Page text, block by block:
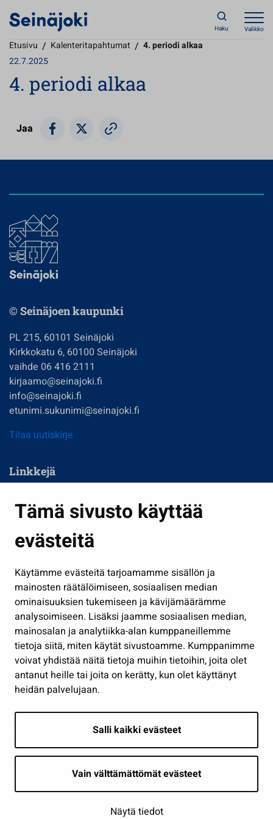
Tämä sivusto käyttää
evästeitä
Käytämme evästeitä tarjoamamme sisällön ja
mainosten räätälöimiseen, sosiaalisen median
ominaisuuksien tukemiseen ja kävijämäärämme
analysoimiseen. Lisäksi jaamme sosiaalisen median,
mainosalan ja analytiikka-alan kumppaneillemme
tietoja siitä, miten käytät sivustoamme. Kumppanimme
voivat yhdistää näitä tietoja muihin tietoihin, joita olet
antanut heille tai joita on kerätty, kun olet käyttänyt
heidän palvelujaan.
Salli kaikki evästeet
Vain välttämättömät evästeet
Näytä tiedot
Haku Valikko
Etusivu / Kalenteritapahtumat / 4. periodi alkaa
22.7.2025
4. periodi alkaa
Jaa
© Seinäjoen kaupunki
PL 215, 60101 Seinäjoki
Kirkkokatu 6, 60100 Seinäjoki
vaihde 06 416 2111
kirjaamo@seinajoki.fi
info@seinajoki.fi
etunimi.sukunimi@seinajoki.fi
Tilaa uutiskirje
Linkkejä
Kasvatus ja opetus
Kulttuuri ja liikunta
Työ ja yrittäminen
Osallistu ja asioi
Näytä omat evästeasetukseni
Seuraa meitä